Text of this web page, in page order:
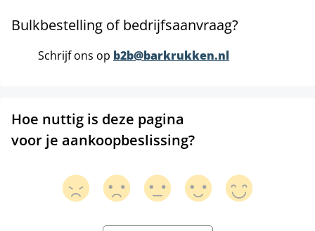
Bulkbestelling of bedrijfsaanvraag?
Schrijf ons op b2b@barkrukken.nl
Hoe nuttig is deze pagina
voor je aankoopbeslissing?